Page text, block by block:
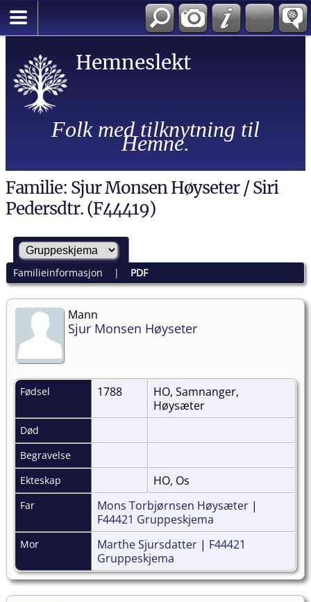
Hemneslekt
Folk med tilknytning til
Hemne.
Familie: Sjur Monsen Høyseter / Siri
Pedersdtr. (F44419)
Familieinformasjon | PDF
Mann
Sjur Monsen Høyseter
Fødsel 1788
HO, Samnanger,
Høysæter
Død
Begravelse
Ekteskap
HO, Os
Far Mons Torbjørnsen Høysæter |
F44421 Gruppeskjema
Mor Marthe Sjursdatter | F44421
Gruppeskjema